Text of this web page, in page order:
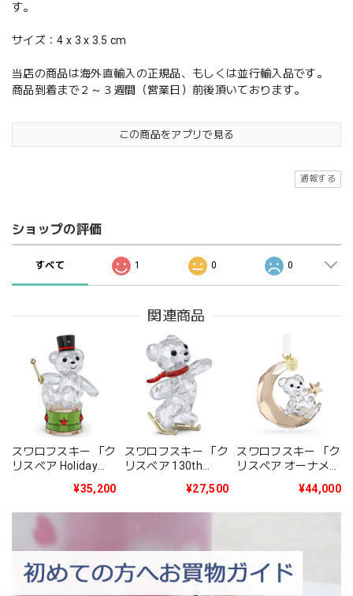
す。
サイズ：4 x 3 x 3.5 cm
当店の商品は海外直輸入の正規品、もしくは並行輸入品です。
商品到着まで２～３週間（営業日）前後頂いております。
この商品をアプリで見る
通報する
ショップの評価
すべて 1 0 0
関連商品
スワロフスキー 「ク
リスベア Holiday
品」5701510¥35,200
スワロフスキー 「ク
リスベア 130th
¥27,500
スワロフスキー 「ク
リスベア オーナメン
産品」5701830¥44,000